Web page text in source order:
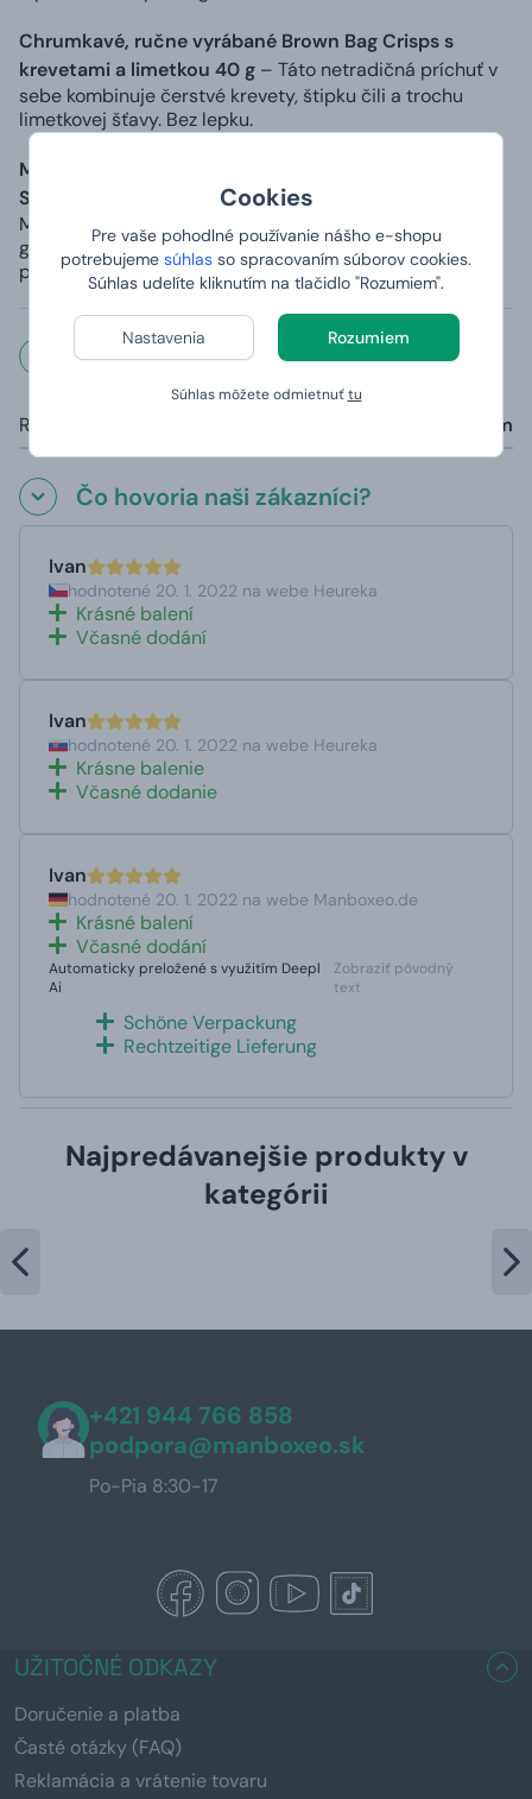
Cookies
Pre vaše pohodlné používanie nášho e-shopu
potrebujeme súhlas so spracovaním súborov cookies.
Súhlas udelíte kliknutím na tlačidlo "Rozumiem".
Nastavenia Rozumiem
Súhlas môžete odmietnuťtu
Chrumkavé, ručne vyrábané Brown Bag Crisps s
krevetami a limetkou 40 g – Táto netradičná príchuť v
sebe kombinuje čerstvé krevety, štipku čili a trochu
limetkovej šťavy. Bez lepku.
Mírně pálivé sušené hovězí maso Jerkyboxeo - Hot &
Sweet 25 g
- Jerky je nasolené výhradne soľou z
Mŕtveho mora a neobsahuje lepok ani žiadne pridané
glutamáty. Toto sušené hovädzie mäso má pikantnú
príchuť vyváženú sladkým karamelovým nádychom.
Rozmery a váha
Rozmery krabice: 26×23×16 cm
Čo hovoria naši zákazníci?
Ivan
hodnotené 20. 1. 2022 na webe Heureka
Krásné balení
Včasné dodání
Ivan
hodnotené 20. 1. 2022 na webe Heureka
Krásne balenie
Včasné dodanie
Ivan
hodnotené 20. 1. 2022 na webe Manboxeo.de
Krásné balení
Včasné dodání
Automaticky preložené s využitím Deepl
Ai
Zobraziť pôvodný
text
Schöne Verpackung
Rechtzeitige Lieferung
Najpredávanejšie produkty v
kategórii
+421 944 766 858
podpora@manboxeo.sk
Po-Pia 8:30-17
UŽITOČNÉ ODKAZY
Doručenie a platba
Časté otázky (FAQ)
Reklamácia a vrátenie tovaru